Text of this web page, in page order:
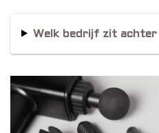
Welk bedrijf zit achter